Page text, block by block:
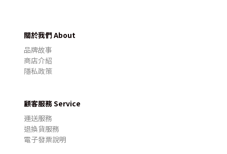
關於我們 About
品牌故事
商店介紹
隱私政策
顧客服務 Service
運送服務
退換貨服務
電子發票說明